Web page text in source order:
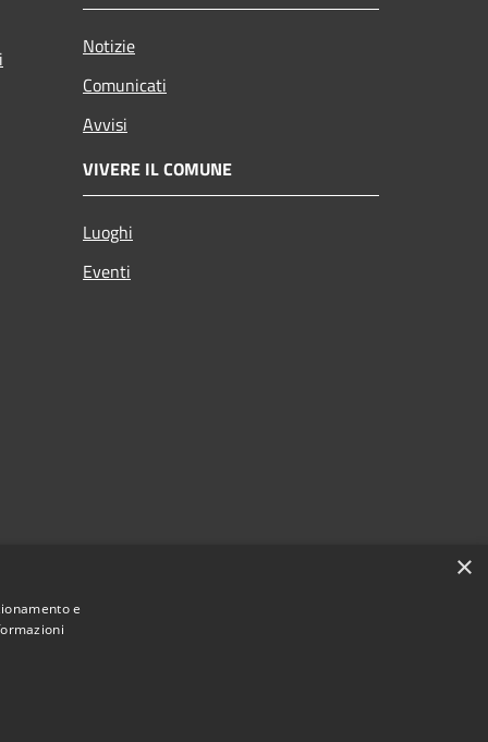
Notizie
Comunicati
Avvisi
VIVERE IL COMUNE
Luoghi
Eventi
×
e